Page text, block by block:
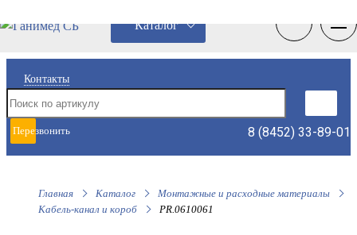
Контакты
Перезвонить
мне
8 (8452) 33-89-01
Каталог
Главная Каталог
Монтажные и расходные материалы
Кабель-канал и короб
PR.0610061